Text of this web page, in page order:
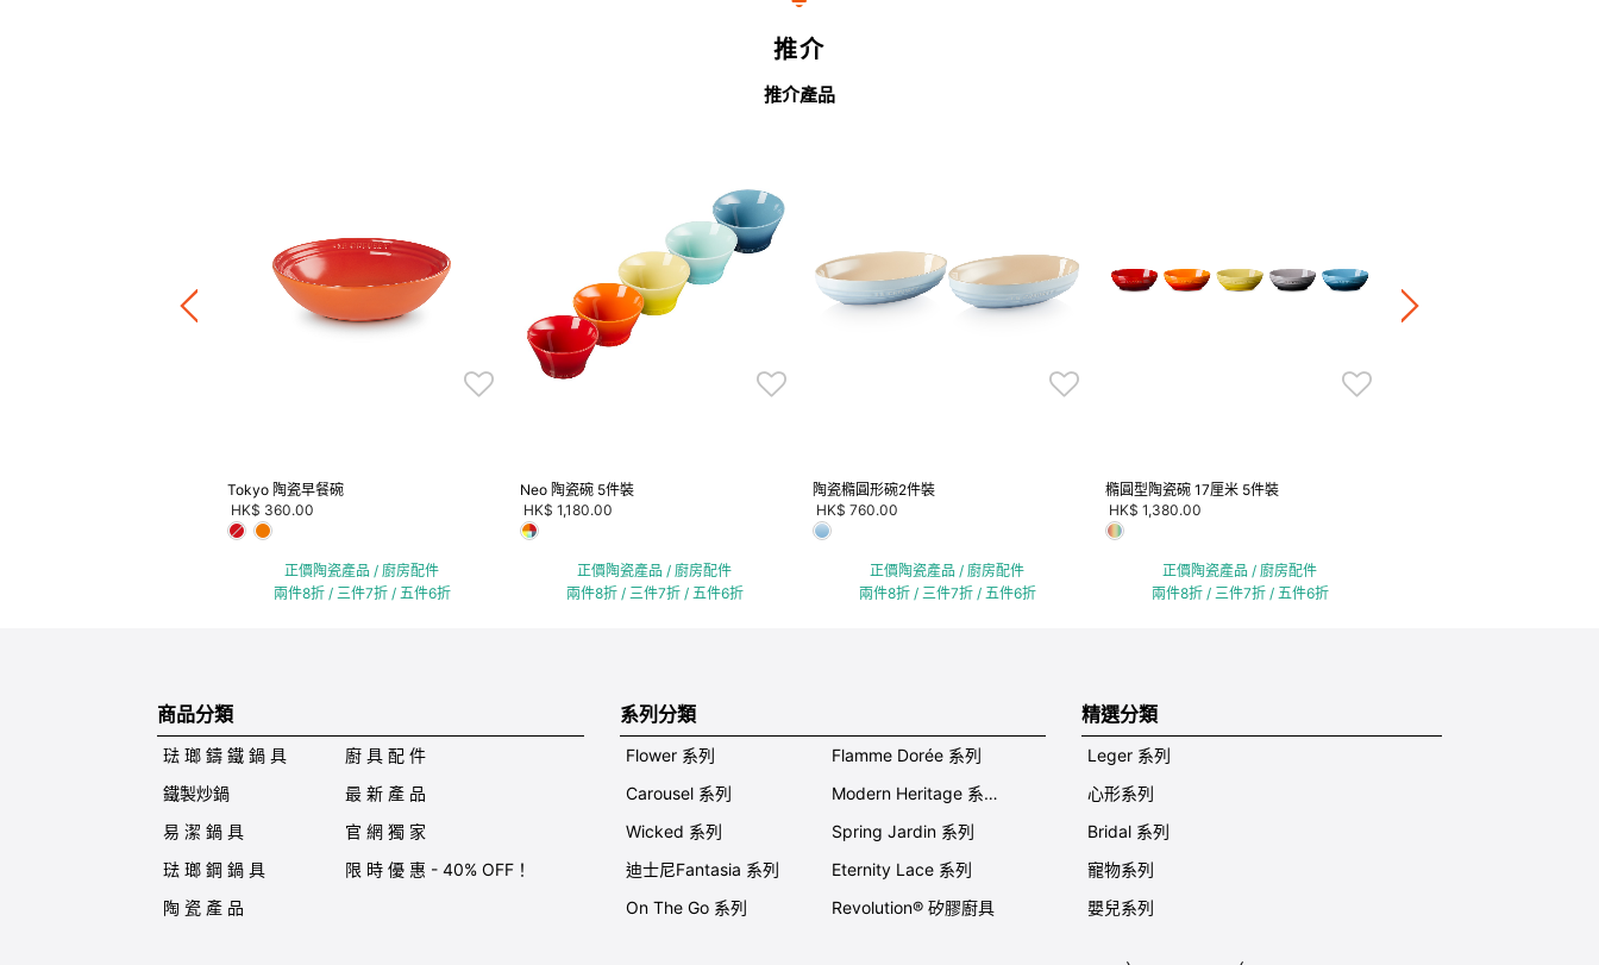
推介
推介產品
Tokyo 陶瓷早餐碗
HK$ 360.00
正價陶瓷產品 / 廚房配件
兩件8折 / 三件7折 / 五件6折
Neo 陶瓷碗 5件裝
HK$ 1,180.00
正價陶瓷產品 / 廚房配件
兩件8折 / 三件7折 / 五件6折
陶瓷橢圓形碗2件裝
HK$ 760.00
正價陶瓷產品 / 廚房配件
兩件8折 / 三件7折 / 五件6折
橢圓型陶瓷碗 17厘米 5件裝
HK$ 1,380.00
正價陶瓷產品 / 廚房配件
兩件8折 / 三件7折 / 五件6折
商品分類
琺 瑯 鑄 鐵 鍋 具
鐵製炒鍋
易 潔 鍋 具
琺 瑯 鋼 鍋 具
陶 瓷 產 品
廚 具 配 件
最 新 產 品
官 網 獨 家
限 時 優 惠 - 40% OFF！
系列分類
Flower 系列
Carousel 系列
Wicked 系列
迪士尼Fantasia 系列
On The Go 系列
Flamme Dorée 系列
Modern Heritage 系列
Spring Jardin 系列
Eternity Lace 系列
Revolution® 矽膠廚具
精選分類
Leger 系列
心形系列
Bridal 系列
寵物系列
嬰兒系列